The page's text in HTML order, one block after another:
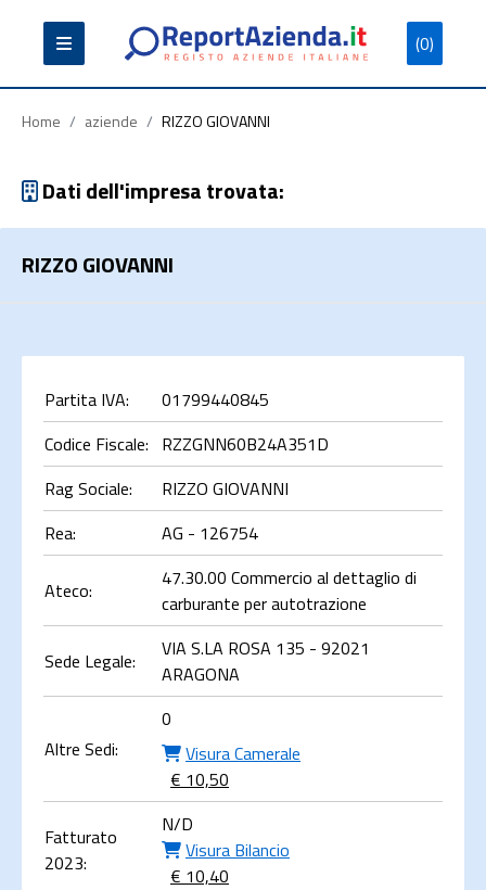
(0)
Partita
Iva
Codice
Fiscale
Ragione
Sociale
Cerca
Home / aziende / RIZZO GIOVANNI
Dati dell'impresa trovata:
RIZZO GIOVANNI
Partita IVA:
01799440845
Codice Fiscale: RZZGNN60B24A351D
Rag Sociale:
RIZZO GIOVANNI
Rea:
AG - 126754
Ateco:
47.30.00 Commercio al dettaglio di
carburante per autotrazione
Sede Legale:
VIA S.LA ROSA 135 - 92021
ARAGONA
Altre Sedi:
0
Visura Camerale
€ 10,50
Fatturato
2023:
N/D
Visura Bilancio
€ 10,40